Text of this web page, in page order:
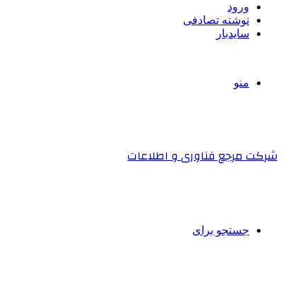
ورود
نوشته تصادفی
سایدبار
منو
شرکت مرجع فناوری و اطلاعات
جستجو برای